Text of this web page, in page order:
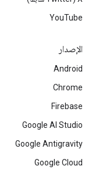
YouTube
الإصدار
Android
Chrome
Firebase
Google AI Studio
Google Antigravity
Google Cloud